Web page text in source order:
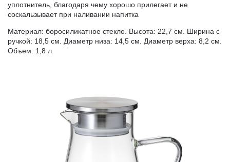
уплотнитель, благодаря чему хорошо прилегает и не
соскальзывает при наливании напитка
Материал: боросиликатное стекло. Высота: 22,7 см. Ширина с
ручкой: 18,5 см. Диаметр низа: 14,5 см. Диаметр верха: 8,2 см.
Объем: 1,8 л.